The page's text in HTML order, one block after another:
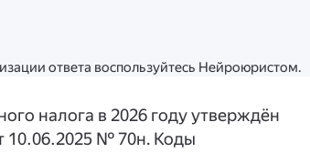
ответа воспользуйтесь Нейроюристом.
налога в 2026 году утверждён
10.06.2025 № 70н. Коды